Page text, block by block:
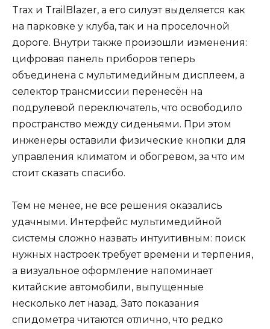
Trax и TrailBlazer, а его силуэт выделяется как
на парковке у клуба, так и на проселочной
дороге. Внутри также произошли изменения:
цифровая панель приборов теперь
объединена с мультимедийным дисплеем, а
селектор трансмиссии перенесён на
подрулевой переключатель, что освободило
пространство между сиденьями. При этом
инженеры оставили физические кнопки для
управления климатом и обогревом, за что им
стоит сказать спасибо.
Тем не менее, не все решения оказались
удачными. Интерфейс мультимедийной
системы сложно назвать интуитивным: поиск
нужных настроек требует времени и терпения,
а визуальное оформление напоминает
китайские автомобили, выпущенные
несколько лет назад. Зато показания
спидометра читаются отлично, что редко